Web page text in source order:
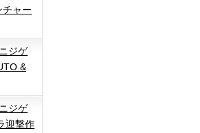
チャー
ジゲ
&
ジゲ
迎撃作